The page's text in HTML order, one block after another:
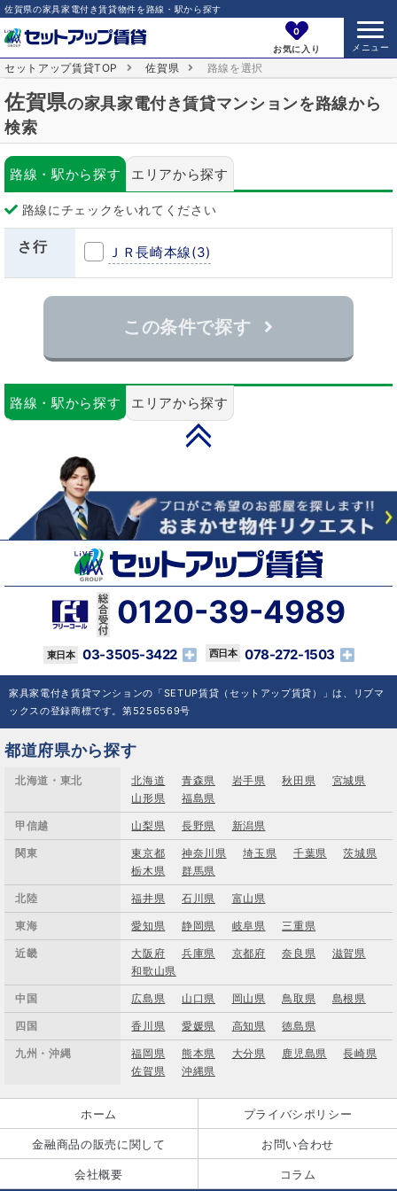
佐賀県の家具家電付き賃貸物件を路線・駅から探す
0
お気に入り
セットアップ賃貸TOP 佐賀県 路線を選択
佐賀県の家具家電付き賃貸マンションを路線から
検索
路線・駅から探す エリアから探す
路線にチェックをいれてください
さ行 ＪＲ長崎本線(3)
この条件で探す
路線・駅から探す エリアから探す
0120-39-4989
03-3505-3422 078-272-1503
家具家電付き賃貸マンションの「SETUP賃貸（セットアップ賃貸）」は、リブマ
ックスの登録商標です。第5256569号
都道府県から探す
北海道・東北 北海道 青森県 岩手県 秋田県
宮城県
山形県
福島県
甲信越 山梨県 長野県 新潟県
関東 東京都 神奈川県 埼玉県 千葉県
茨城県
栃木県
群馬県
北陸 福井県 石川県 富山県
東海 愛知県 静岡県 岐阜県 三重県
近畿 大阪府 兵庫県 京都府 奈良県
滋賀県
和歌山県
中国 広島県 山口県 岡山県 鳥取県 島根県
四国 香川県 愛媛県 高知県 徳島県
九州・沖縄 福岡県 熊本県 大分県 鹿児島県
長崎県
佐賀県
沖縄県
ホーム プライバシポリシー
金融商品の販売に関して お問い合わせ
会社概要 コラム